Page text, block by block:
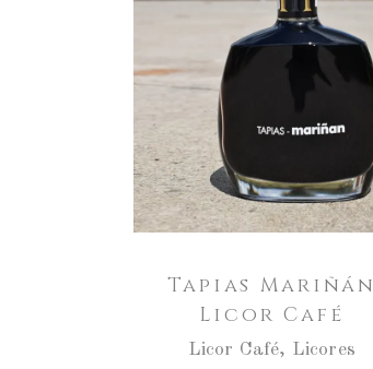
ENGADIR AO CARRO
Tapias Mariñán
Licor Café
Licor Café, Licores